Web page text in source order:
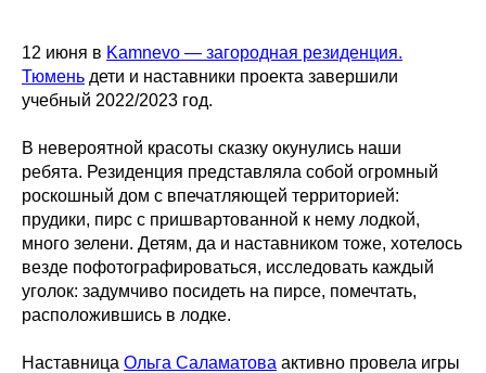
12 июня в Kamnevo — загородная резиденция.
Тюмень дети и наставники проекта завершили
учебный 2022/2023 год.
В невероятной красоты сказку окунулись наши
ребята. Резиденция представляла собой огромный
роскошный дом с впечатляющей территорией:
прудики, пирс с пришвартованной к нему лодкой,
много зелени. Детям, да и наставником тоже, хотелось
везде пофотографироваться, исследовать каждый
уголок: задумчиво посидеть на пирсе, помечтать,
расположившись в лодке.
Наставница Ольга Саламатова активно провела игры